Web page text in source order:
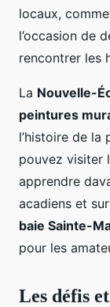
locaux,
l’occasion de
rencontrer les
La Nouvelle-
peintures
l’histoire de la
pouvez visiter
apprendre
acadiens et
baie Sainte-
pour les
Les défis